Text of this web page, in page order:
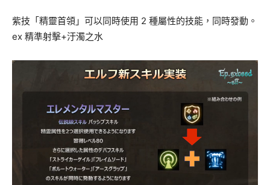
紫技「精靈首領」可以同時使用 2 種屬性的技能，同時發動。
ex 精準射擊+汙濁之水